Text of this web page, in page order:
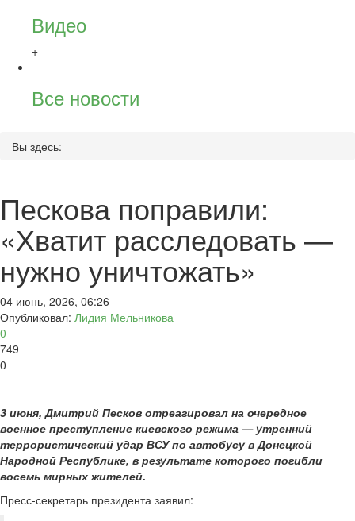
Видео
+
Все новости
Вы здесь:
Пескова поправили:
«Хватит расследовать —
нужно уничтожать»
04 июнь, 2026, 06:26
Опубликовал: Лидия Мельникова
0
749
0
3 июня, Дмитрий Песков отреагировал на очередное
военное преступление киевского режима — утренний
террористический удар ВСУ по автобусу в Донецкой
Народной Республике, в результате которого погибли
восемь мирных жителей.
Пресс-секретарь президента заявил: